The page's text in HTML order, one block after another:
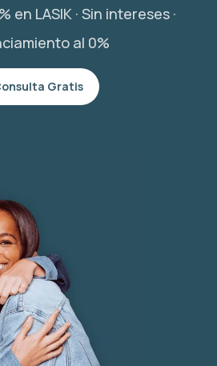
en LASIK · Sin intereses ·
al 0%
Gratis